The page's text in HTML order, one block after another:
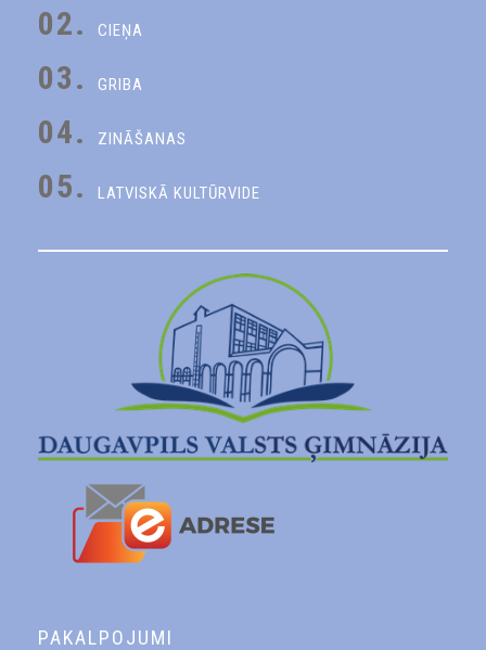
02. CIEŅA
03. GRIBA
04. ZINĀŠANAS
05. LATVISKĀ KULTŪRVIDE
PAKALPOJUMI